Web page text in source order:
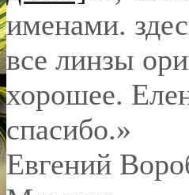
именами.
все линзы
хорошее.
спасибо.»
Евгений